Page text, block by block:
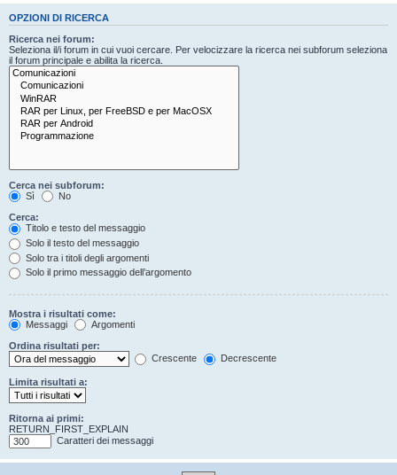
OPZIONI DI RICERCA
Ricerca nei forum:
Seleziona il/i forum in cui vuoi cercare. Per velocizzare la ricerca nei subforum seleziona
il forum principale e abilita la ricerca.
Cerca nei subforum:
Sì
No
Cerca:
Titolo e testo del messaggio
Solo il testo del messaggio
Solo tra i titoli degli argomenti
Solo il primo messaggio dell’argomento
Mostra i risultati come:
Messaggi
Argomenti
Ordina risultati per:
Crescente
Decrescente
Limita risultati a:
Ritorna ai primi:
RETURN_FIRST_EXPLAIN
Caratteri dei messaggi